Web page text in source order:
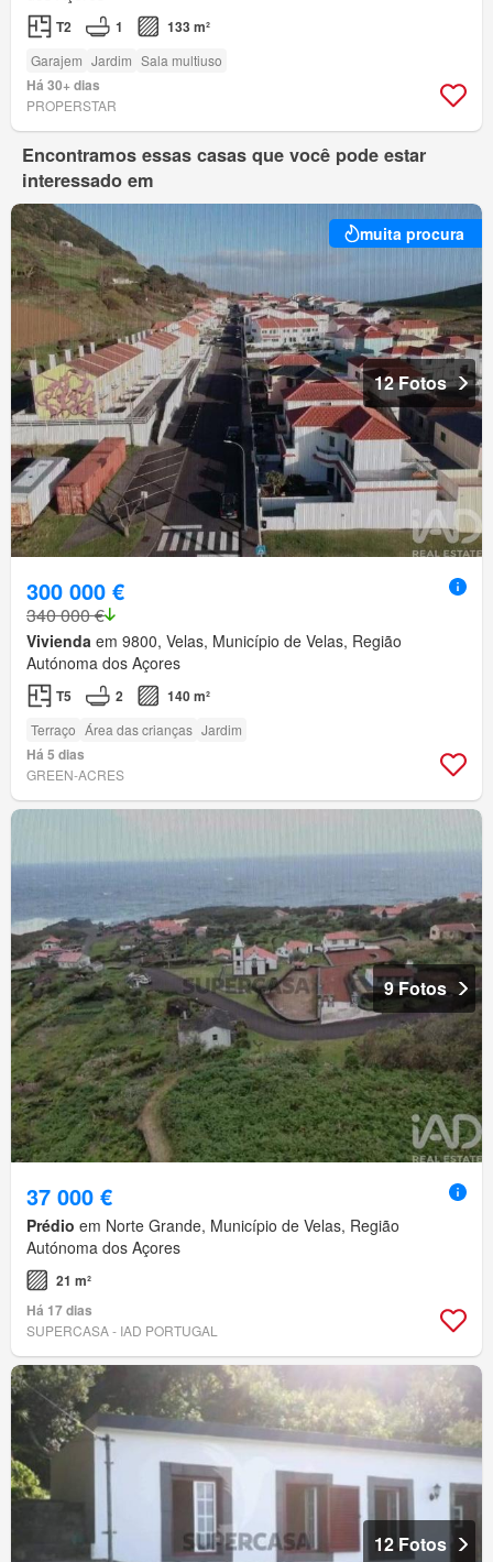
T2 1 133 m²
Garajem Jardim Sala multiuso
Há 30+ dias
PROPERSTAR
Encontramos essas casas que você pode estar
interessado em
muita procura
12 Fotos
300 000 €
340 000 €
Vivienda em 9800, Velas, Município de Velas, Região
Autónoma dos Açores
T5 2 140 m²
Terraço Área das crianças Jardim
Há 5 dias
GREEN-ACRES
9 Fotos
37 000 €
Prédio em Norte Grande, Município de Velas, Região
Autónoma dos Açores
21 m²
Há 17 dias
SUPERCASA - IAD PORTUGAL
12 Fotos